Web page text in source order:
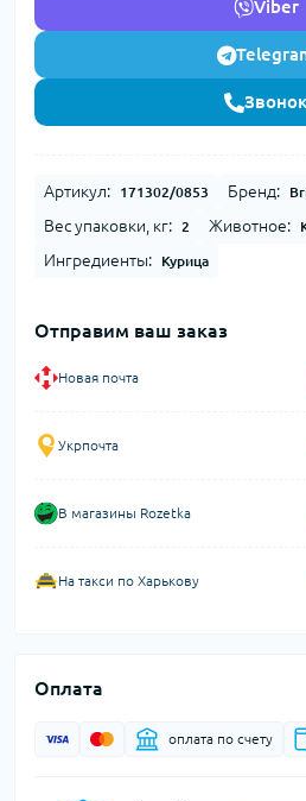
Viber
Звонок
Артикул: 171302/0853 Бренд:
Вес упаковки, кг: 2 Животное:
Ингредиенты: Курица
Отправим ваш заказ
Новая почта
Укрпочта
В магазины Rozetka
На такси по Харькову
Оплата
оплата по счету